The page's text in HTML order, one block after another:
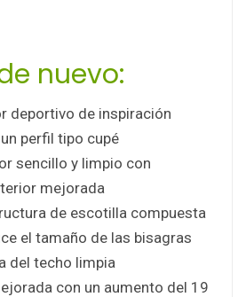
nuevo:
deportivo de inspiración
perfil tipo cupé
sencillo y limpio con
mejorada
de escotilla compuesta
el tamaño de las bisagras
del techo limpia
con un aumento del 19